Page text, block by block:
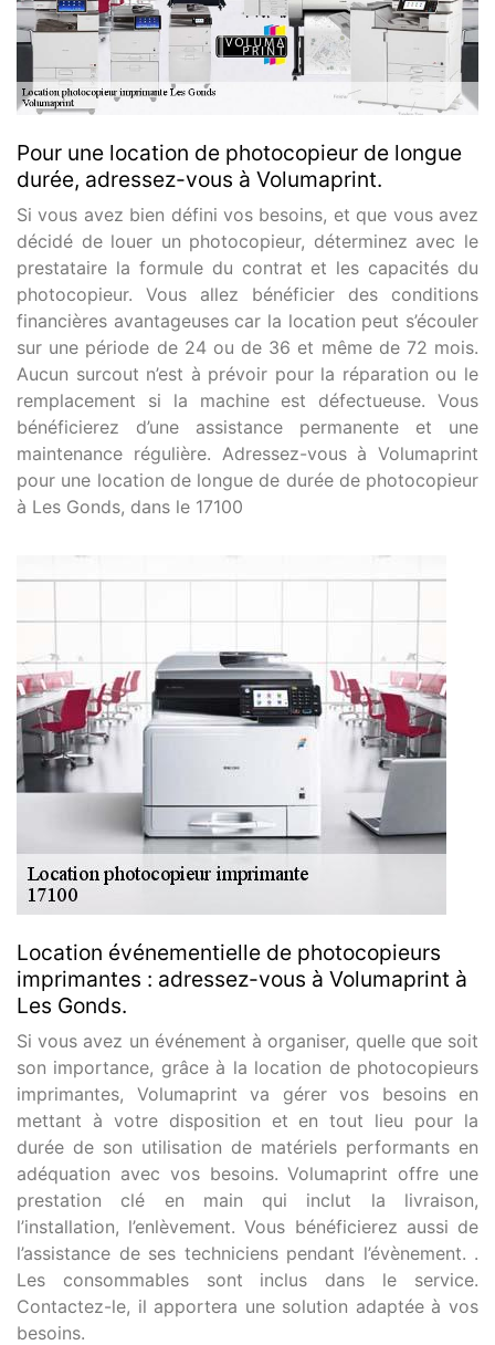
Pour une location de photocopieur de longue
durée, adressez-vous à Volumaprint.
Si vous avez bien défini vos besoins, et que vous avez
décidé de louer un photocopieur, déterminez avec le
prestataire la formule du contrat et les capacités du
photocopieur. Vous allez bénéficier des conditions
financières avantageuses car la location peut s’écouler
sur une période de 24 ou de 36 et même de 72 mois.
Aucun surcout n’est à prévoir pour la réparation ou le
remplacement si la machine est défectueuse. Vous
bénéficierez d’une assistance permanente et une
maintenance régulière. Adressez-vous à Volumaprint
pour une location de longue de durée de photocopieur
à Les Gonds, dans le 17100
Location événementielle de photocopieurs
imprimantes : adressez-vous à Volumaprint à
Les Gonds.
Si vous avez un événement à organiser, quelle que soit
son importance, grâce à la location de photocopieurs
imprimantes, Volumaprint va gérer vos besoins en
mettant à votre disposition et en tout lieu pour la
durée de son utilisation de matériels performants en
adéquation avec vos besoins. Volumaprint offre une
prestation clé en main qui inclut la livraison,
l’installation, l’enlèvement. Vous bénéficierez aussi de
l’assistance de ses techniciens pendant l’évènement. .
Les consommables sont inclus dans le service.
Contactez-le, il apportera une solution adaptée à vos
besoins.